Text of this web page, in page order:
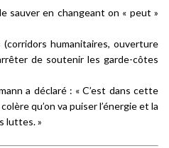
sauver en changeant on « peut »
(corridors humanitaires, ouverture
de soutenir les garde-côtes
a déclaré : «C’est dans cette
qu’on va puiser l’énergie et la
luttes.»